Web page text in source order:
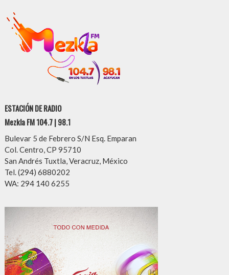
ESTACIÓN DE RADIO
Mezkla FM 104.7 | 98.1
Bulevar 5 de Febrero S/N Esq. Emparan
Col. Centro, CP 95710
San Andrés Tuxtla, Veracruz, México
Tel. (294) 6880202
WA: 294 140 6255